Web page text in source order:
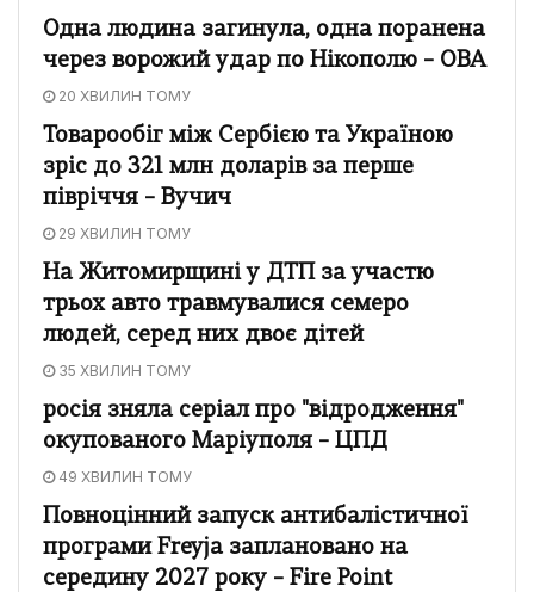
Одна людина загинула, одна поранена
через ворожий удар по Нікополю – ОВА
20 ХВИЛИН ТОМУ
Товарообіг між Сербією та Україною
зріс до 321 млн доларів за перше
півріччя – Вучич
29 ХВИЛИН ТОМУ
На Житомирщині у ДТП за участю
трьох авто травмувалися семеро
людей, серед них двоє дітей
35 ХВИЛИН ТОМУ
росія зняла серіал про "відродження"
окупованого Маріуполя – ЦПД
49 ХВИЛИН ТОМУ
Повноцінний запуск антибалістичної
програми Freyja заплановано на
середину 2027 року – Fire Point